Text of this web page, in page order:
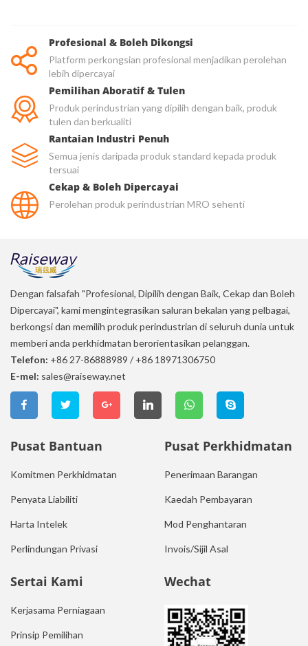
Profesional & Boleh Dikongsi
Platform perkongsian profesional menjadikan perolehan
lebih dipercayai
Pemilihan Aboratif & Tulen
Produk perindustrian yang dipilih dengan baik, produk
tulen dan berkualiti
Rantaian Industri Penuh
Semua jenis daripada produk standard kepada produk
tersuai
Cekap & Boleh Dipercayai
Perolehan produk perindustrian MRO sehenti
Dengan falsafah "Profesional, Dipilih dengan Baik, Cekap dan Boleh
Dipercayai", kami mengintegrasikan saluran bekalan yang pelbagai,
berkongsi dan memilih produk perindustrian di seluruh dunia untuk
memberi anda perkhidmatan berorientasikan pelanggan.
Telefon: +86 27-86888989 / +86 18971306750
E-mel: sales@raiseway.net
Pusat Bantuan
Komitmen Perkhidmatan
Penyata Liabiliti
Harta Intelek
Perlindungan Privasi
Pusat Perkhidmatan
Penerimaan Barangan
Kaedah Pembayaran
Mod Penghantaran
Invois/Sijil Asal
Sertai Kami
Kerjasama Perniagaan
Prinsip Pemilihan
Wechat